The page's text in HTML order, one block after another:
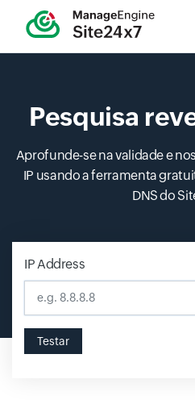
Pesquisa
Aprofunde-se na validade e
IP usando a ferramenta
DNS do
IP Address
Input field
Testar